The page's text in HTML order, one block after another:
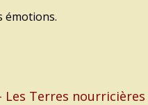
émotions.
Les Terres nourricières